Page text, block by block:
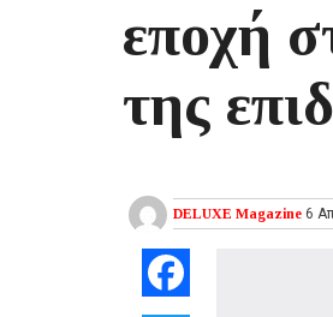
εποχή
της
DELUXE Magazine 6